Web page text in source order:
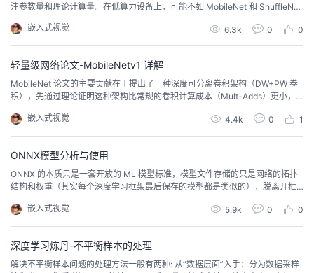
注参数量和理论计算量。在低算力设备上，可能不如 MobileNet 和 ShuffleNet
嵌入式视觉
6.3k 0 0
轻量级网络论文-MobileNetv1 详解
MobileNet 论文的主要贡献在于提出了一种深度可分离卷积架构（DW+PW 卷
积），先通过理论证明这种架构比常规的卷积计算成本（Mult-Adds）更小，
嵌入式视觉
4.4k 0 1
ONNX模型分析与使用
ONNX 的本质只是一套开放的 ML 模型标准，模型文件存储的只是网络的拓扑
结构和权重（其实每个深度学习框架最后保存的模型都是类似的），脱离开框
嵌入式视觉
5.9k 0 0
深度学习炼丹-不平衡样本的处理
解决不平衡样本问题的处理方法一般有两种: 从“数据层面”入手：分为数据采样